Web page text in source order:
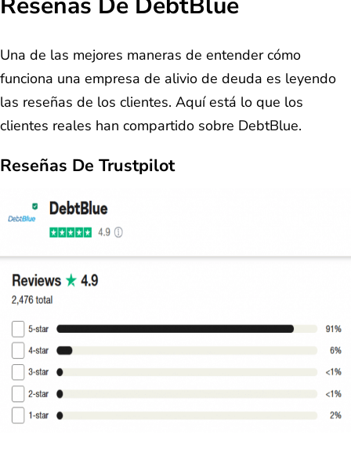
Una de las mejores maneras de entender cómo
funciona una empresa de alivio de deuda es leyendo
las reseñas de los clientes. Aquí está lo que los
clientes reales han compartido sobre DebtBlue.
Reseñas De Trustpilot